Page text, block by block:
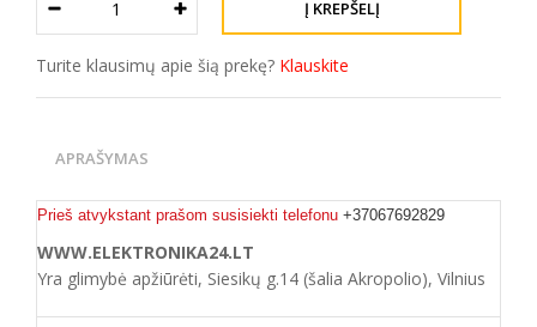
Turite klausimų apie šią prekę? Klauskite
APRAŠYMAS
Prieš atvykstant prašom susisiekti telefonu +37067692829
WWW.ELEKTRONIKA24.LT
Yra glimybė apžiūrėti, Siesikų g.14 (šalia Akropolio), Vilnius